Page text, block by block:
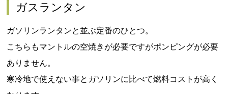
ガスランタン
ガソリンランタンと並ぶ定番のひとつ。
こちらもマントルの空焼きが必要ですがポンピングが必要
ありません。
寒冷地で使えない事とガソリンに比べて燃料コストが高く